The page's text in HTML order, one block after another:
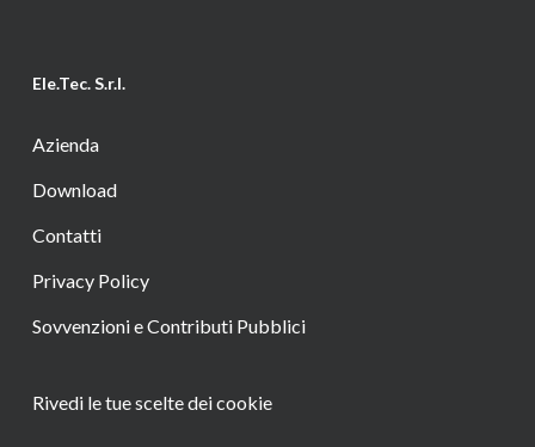
Ele.Tec. S.r.l.
Azienda
Download
Contatti
Privacy Policy
Sovvenzioni e Contributi Pubblici
Rivedi le tue scelte dei cookie